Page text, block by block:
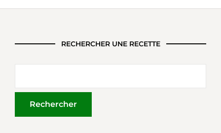
RECHERCHER UNE RECETTE